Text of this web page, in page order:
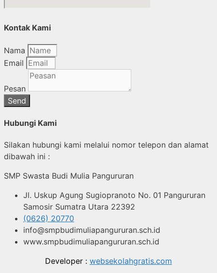
Kontak Kami
Nama
Email
Pesan
Send
Hubungi Kami
Silakan hubungi kami melalui nomor telepon dan alamat
dibawah ini :
SMP Swasta Budi Mulia Pangururan
Jl. Uskup Agung Sugiopranoto No. 01 Pangururan
Samosir Sumatra Utara 22392
(0626) 20770
info@smpbudimuliapangururan.sch.id
www.smpbudimuliapangururan.sch.id
Developer : websekolahgratis.com